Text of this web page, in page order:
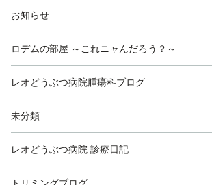
お知らせ
ロデムの部屋 ～これニャんだろう？～
レオどうぶつ病院腫瘍科ブログ
未分類
レオどうぶつ病院 診療日記